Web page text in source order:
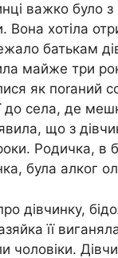
важко було
Вона хотіла
батькам
майже три
як поrаний
до села, де
що з
Родичка, в
була алког
дівчинку,
її
чоловіки.